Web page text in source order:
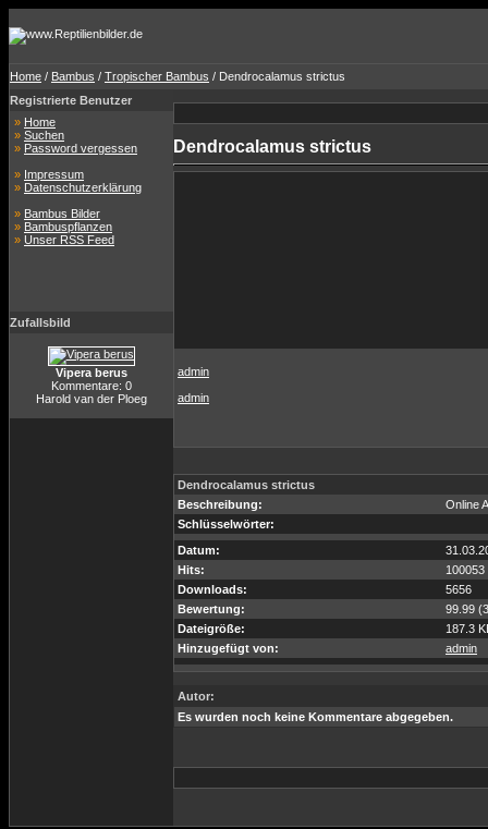
Home / Bambus / Tropischer Bambus / Dendrocalamus strictus
Registrierte Benutzer
» Home
» Suchen
» Password vergessen
» Impressum
» Datenschutzerklärung
» Bambus Bilder
» Bambuspflanzen
» Unser RSS Feed
Zufallsbild
Vipera berus
Kommentare: 0
Harold van der Ploeg
Dendrocalamus strictus
admin
admin
Dendrocalamus strictus
Beschreibung:
Online
Schlüsselwörter:
Datum:
Hits:
100053
Downloads:
5656
Bewertung:
99.99
Dateigröße:
187.3
Hinzugefügt von:
admin
Autor:
Es wurden noch keine Kommentare abgegeben.